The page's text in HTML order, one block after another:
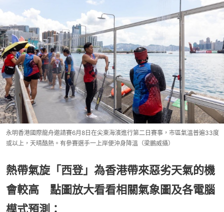
永明香港國際龍舟邀請賽6月8日在尖東海濱進行第二日賽事，市區氣溫普遍33度
或以上，天晴酷熱。有參賽選手一上岸便沖身降溫（梁鵬威攝）
熱帶氣旋「西登」為香港帶來惡劣天氣的機
會較高 點圖放大看看相關氣象圖及各電腦
模式預測：